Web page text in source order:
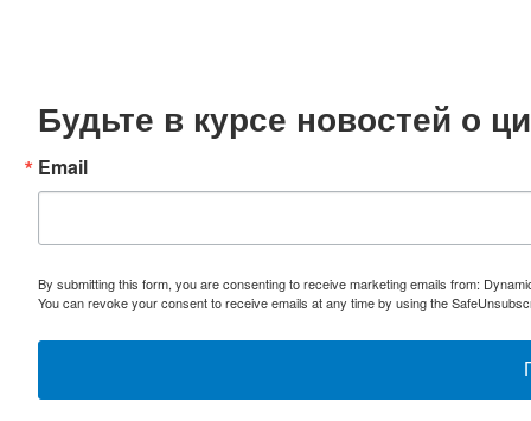
Будьте в курсе новостей о
Email
By submitting this form, you are consenting to receive marketing emails from:
You can revoke your consent to receive emails at any time by using the